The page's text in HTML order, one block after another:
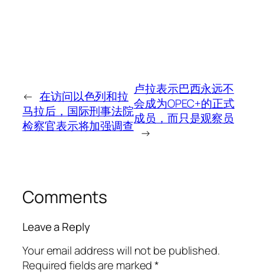
← 在访问以色列和拉
马拉后，国际刑事法院
检察官表示将加强调查
卢拉表示巴西永远不
会成为OPEC+的正式
成员，而只是观察员
→
Comments
Leave a Reply
Your email address will not be published.
Required fields are marked*